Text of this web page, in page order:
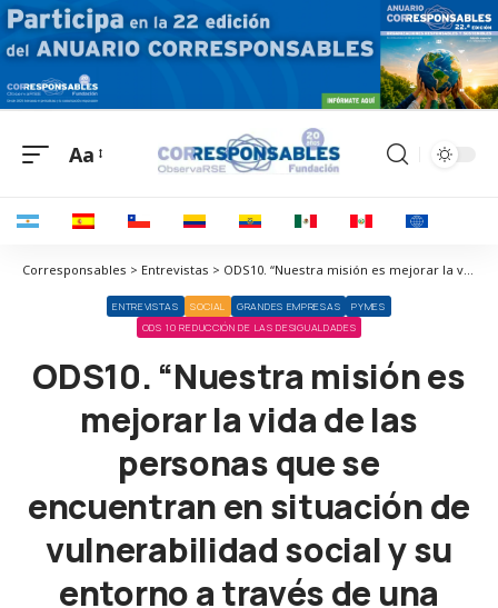
Aa
Corresponsables > Entrevistas > ODS10. “Nuestra misión es mejorar la vida de las personas que se encuentran en situación de vulnerabilidad social y su entorno a través de una atención profesional”
ENTREVISTAS SOCIAL GRANDES EMPRESAS
PYMES
ODS 10 REDUCCIÓN DE LAS DESIGUALDADES
ODS10. “Nuestra misión es
mejorar la vida de las
personas que se
encuentran en situación de
vulnerabilidad social y su
entorno a través de una